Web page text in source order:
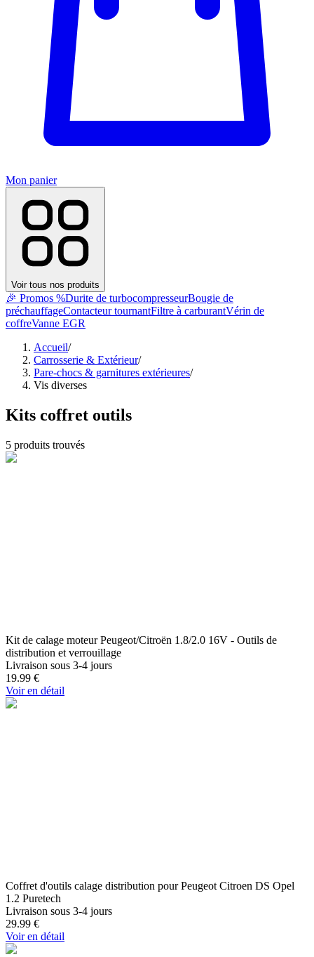
Mon panier
Voir tous nos produits
🎉 Promos %Durite de turbocompresseurBougie de
préchauffageContacteur tournantFiltre à carburantVérin de
coffreVanne EGR
Accueil/
Carrosserie & Extérieur/
Pare-chocs & garnitures extérieures/
Vis diverses
Kits coffret outils
5 produits trouvés
Kit de calage moteur Peugeot/Citroën 1.8/2.0 16V - Outils de
distribution et verrouillage
Livraison sous 3-4 jours
19.99 €
Voir en détail
Coffret d'outils calage distribution pour Peugeot Citroen DS Opel
1.2 Puretech
Livraison sous 3-4 jours
29.99 €
Voir en détail